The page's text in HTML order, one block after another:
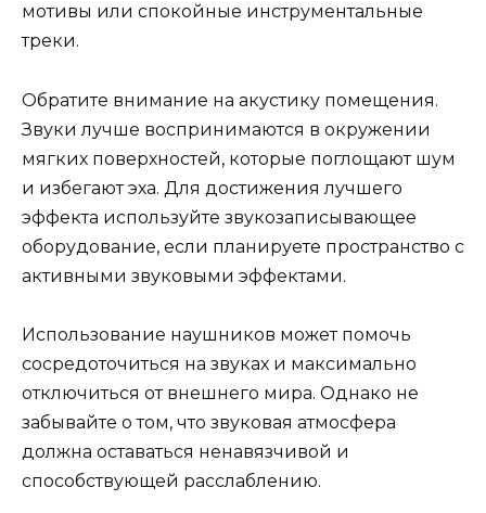
мотивы или спокойные инструментальные
треки.
Обратите внимание на акустику помещения.
Звуки лучше воспринимаются в окружении
мягких поверхностей, которые поглощают шум
и избегают эха. Для достижения лучшего
эффекта используйте звукозаписывающее
оборудование, если планируете пространство с
активными звуковыми эффектами.
Использование наушников может помочь
сосредоточиться на звуках и максимально
отключиться от внешнего мира. Однако не
забывайте о том, что звуковая атмосфера
должна оставаться ненавязчивой и
способствующей расслаблению.